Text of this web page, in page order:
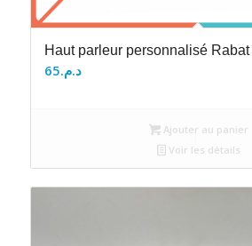
Haut parleur personnalisé Rabat
د.م.65
Ajouter au panier
Voir les détails